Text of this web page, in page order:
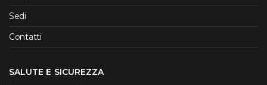
Sedi
Contatti
SALUTE E SICUREZZA